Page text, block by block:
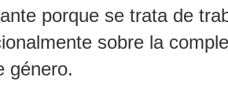
porque se trata de
sobre la
género.